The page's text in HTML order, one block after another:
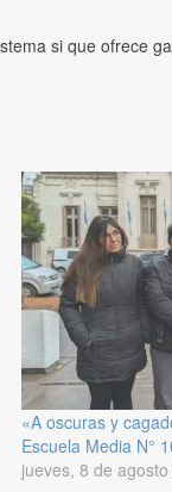
si que ofrece
«A oscuras y
Escuela Media N°
jueves, 8 de